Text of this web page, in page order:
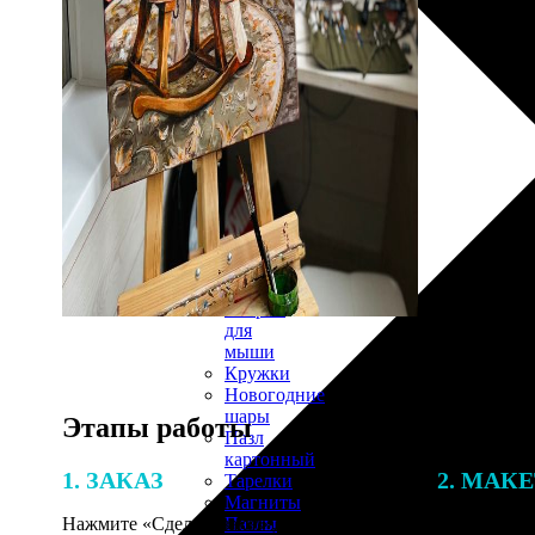
30х40
20х45
30х60
30х90
40х40
40х60
Пенокартон
Модульные
картины
ФотоПостеры
ФотоПодушки
Фотоcувениры
Значки
Коврик
для
мыши
Кружки
Новогодние
шары
Пазл
картонный
Тарелки
Магниты
Пазлы
Этапы работы
1. ЗАКАЗ
Нажмите «Сделать заказ», выберите
2.
В